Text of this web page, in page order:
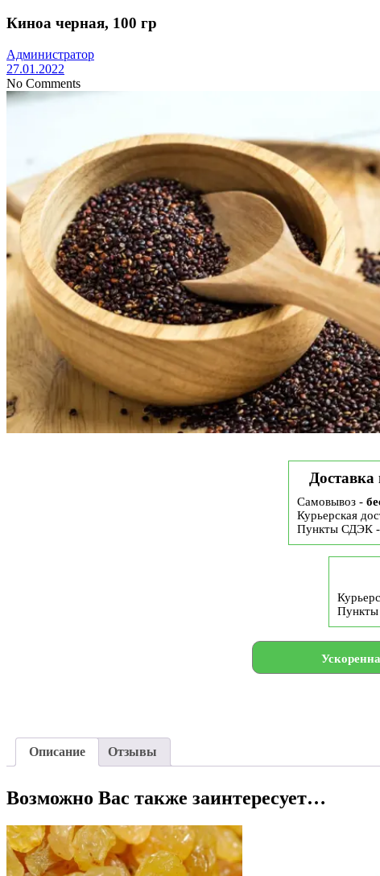
Киноа черная, 100 гр
Администратор
27.01.2022
No Comments
Самовывоз -
Курьерская
Пункты СДЭК -
Описание Отзывы
Возможно Вас также заинтересует…